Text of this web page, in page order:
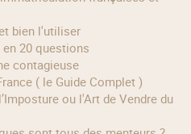
bien l'utiliser
en 20 questions
contagieuse
( le Guide Complet )